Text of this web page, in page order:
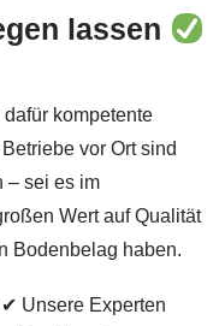
lassen
kompetente
vor Ort sind
– sei es im
Wert auf Qualität
Bodenbelag haben.
Unsere Experten